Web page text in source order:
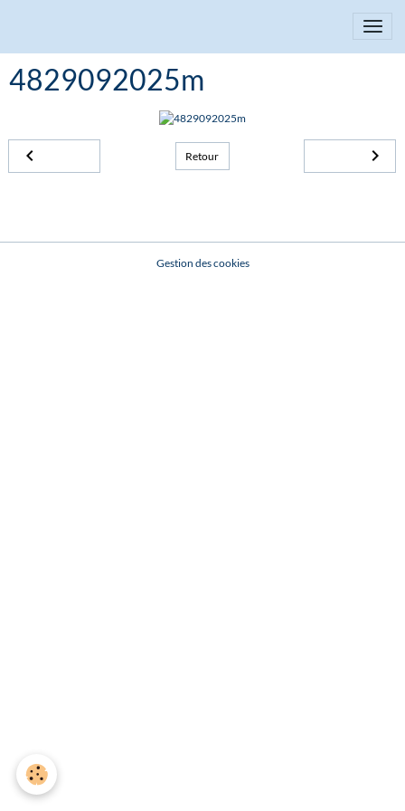
4829092025m
Retour
Gestion des cookies